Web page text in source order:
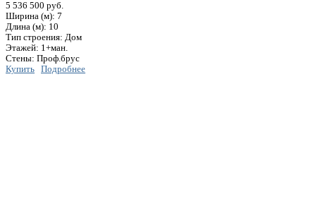
5 536 500 руб.
Ширина (м): 7
Длина (м): 10
Тип строения: Дом
Этажей: 1+ман.
Стены: Проф.брус
Купить
Подробнее